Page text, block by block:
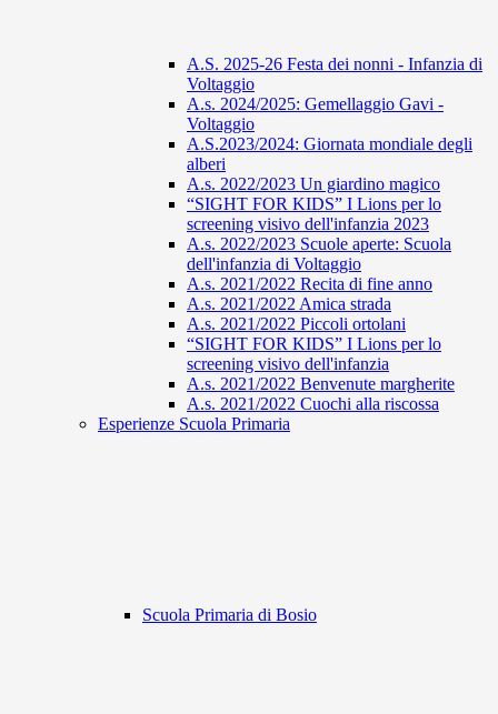
A.S. 2025-26 Festa dei nonni - Infanzia di
Voltaggio
A.s. 2024/2025: Gemellaggio Gavi -
Voltaggio
A.S.2023/2024: Giornata mondiale degli
alberi
A.s. 2022/2023 Un giardino magico
“SIGHT FOR KIDS” I Lions per lo
screening visivo dell'infanzia 2023
A.s. 2022/2023 Scuole aperte: Scuola
dell'infanzia di Voltaggio
A.s. 2021/2022 Recita di fine anno
A.s. 2021/2022 Amica strada
A.s. 2021/2022 Piccoli ortolani
“SIGHT FOR KIDS” I Lions per lo
screening visivo dell'infanzia
A.s. 2021/2022 Benvenute margherite
A.s. 2021/2022 Cuochi alla riscossa
Esperienze Scuola Primaria
Scuola Primaria di Bosio